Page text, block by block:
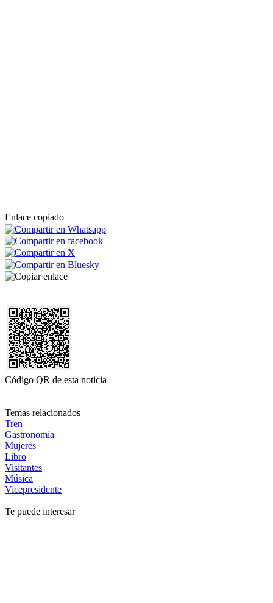
Enlace copiado
Código QR de esta noticia
Temas relacionados
Tren
Gastronomía
Mujeres
Libro
Visitantes
Música
Vicepresidente
Te puede interesar